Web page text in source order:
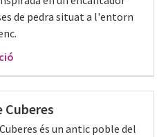
de pedra situat a l'entorn
Cuberes
és un antic poble del